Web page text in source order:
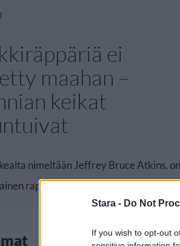
Stara - Do Not
If you wish to opt-out
ei
maahan –
keikat
nimeltään Jeffrey Bruce Atkins, on
rap-artisti,